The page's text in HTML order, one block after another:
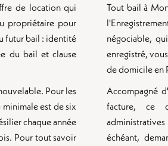
de location qui
propriétaire pour
futur bail : identité
du bail et clause
Pour les
est de six
chaque année
Pour tout savoir
Tout bail à
négociable,
enregistré,
de domicile en
Accompagné
facture, ce
échéant,